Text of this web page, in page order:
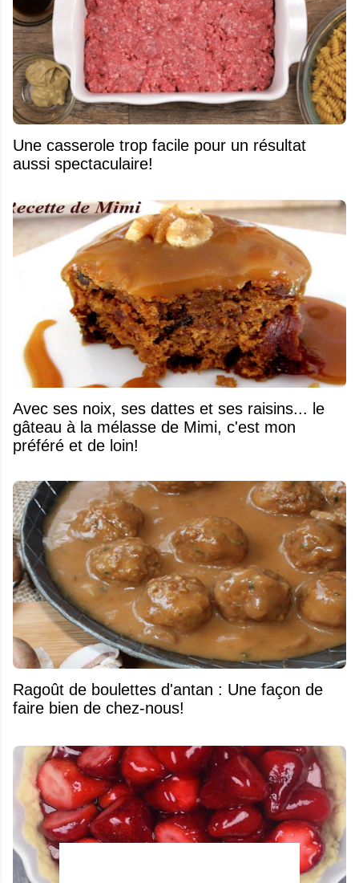
Une casserole trop facile pour un résultat
aussi spectaculaire!
Avec ses noix, ses dattes et ses raisins... le
gâteau à la mélasse de Mimi, c'est mon
préféré et de loin!
Ragoût de boulettes d'antan : Une façon de
faire bien de chez-nous!